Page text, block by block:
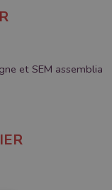
et SEM assemblia